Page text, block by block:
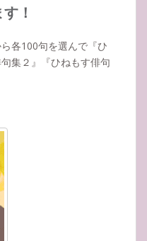
！
各100句を選んで『ひ
集２』『ひねもす俳句